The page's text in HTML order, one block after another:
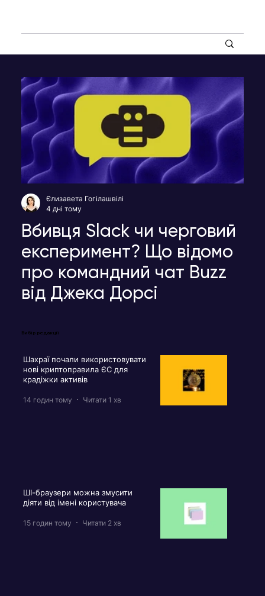
Вбивця Slack чи черговий
експеримент? Що відомо
про командний чат Buzz
від Джека Дорсі
Єлизавета Гогілашвілі
4 дні тому
Вибір редакції
Шахраї почали використовувати
нові криптоправила ЄС для
крадіжки активів
14 годин тому Читати 1 хв
ШІ-браузери можна змусити
діяти від імені користувача
15 годин тому Читати 2 хв